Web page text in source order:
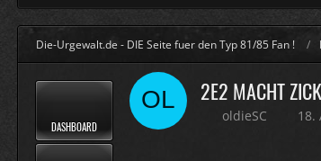
Die-Urgewalt.de - DIE Seite fuer den Typ 81/85 Fan !
DASHBOARD
2E2 MACHT
oldieSC 18.